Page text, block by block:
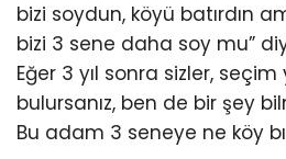
bizi soydun, köyü batırdın
bizi 3 sene daha soy mu”
Eğer 3 yıl sonra sizler,
bulursanız, ben de bir şey
Bu adam 3 seneye ne köy